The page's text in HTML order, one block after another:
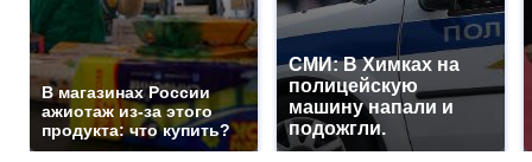
В магазинах России
ажиотаж из-за этого
продукта: что купить?
СМИ: В Химках на
полицейскую
машину напали и
подожгли.